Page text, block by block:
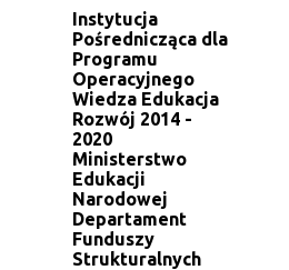
Instytucja
Pośrednicząca dla
Programu
Operacyjnego
Wiedza Edukacja
Rozwój 2014 -
2020
Ministerstwo
Edukacji
Narodowej
Departament
Funduszy
Strukturalnych